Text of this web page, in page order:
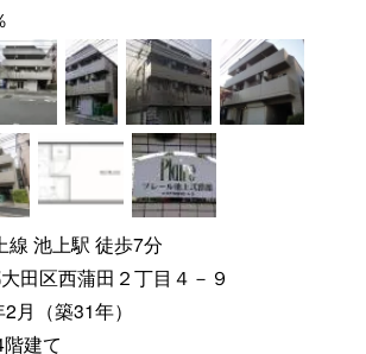
線 池上駅 徒歩7分
田区西蒲田２丁目４－９
月（築31年）
建て